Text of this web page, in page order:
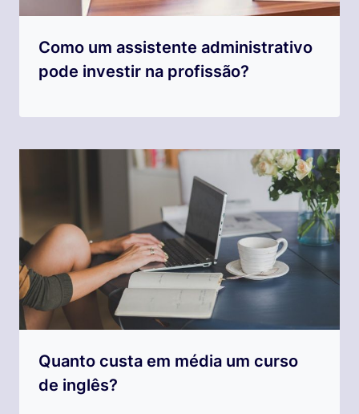
Como um assistente administrativo
pode investir na profissão?
Quanto custa em média um curso
de inglês?